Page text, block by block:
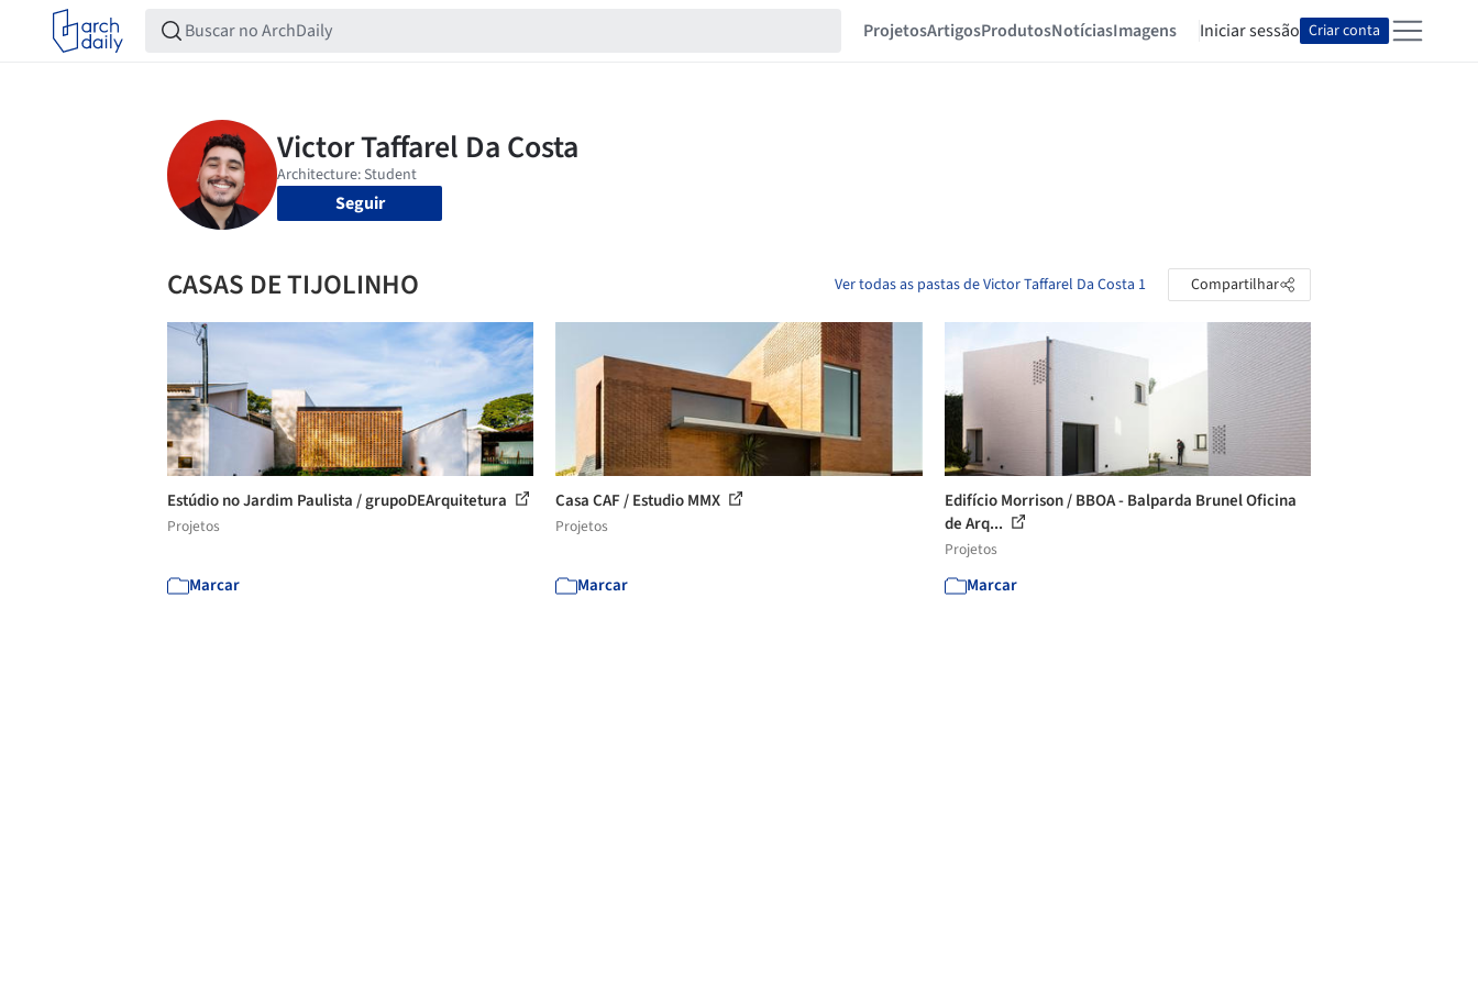
ProjetosArtigosProdutosNotíciasImagens Iniciar sessão Criar conta
Seguir
CASAS DE TIJOLINHO Ver todas as pastas de Victor Taffarel Da Costa 1 Compartilhar
Estúdio no Jardim Paulista / grupoDEArquitetura
Projetos
Marcar
Casa CAF / Estudio MMX
Projetos
Marcar
Edifício Morrison / BBOA - Balparda Brunel Oficina
de Arq...
Projetos
Marcar